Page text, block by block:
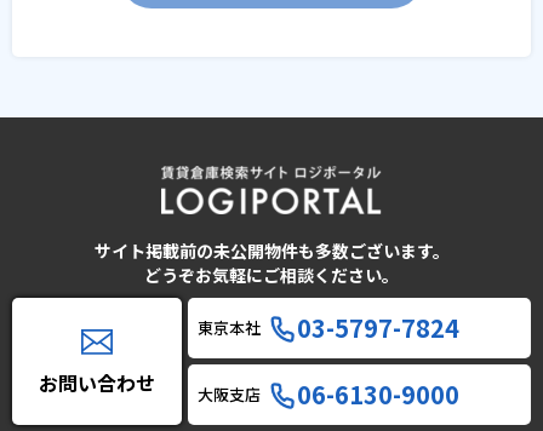
サイト掲載前の未公開物件も多数ございます。
どうぞお気軽にご相談ください。
お問い合わせ
東京本社 03-5797-7824
大阪支店 06-6130-9000